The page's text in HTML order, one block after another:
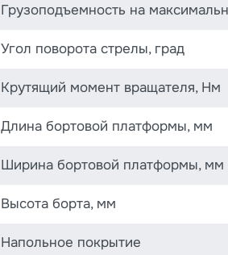
Грузоподъемность на
Угол поворота стрелы, град
Крутящий момент вращателя, Нм
Длина бортовой платформы, мм
Ширина бортовой платформы, мм
Высота борта, мм
Напольное покрытие